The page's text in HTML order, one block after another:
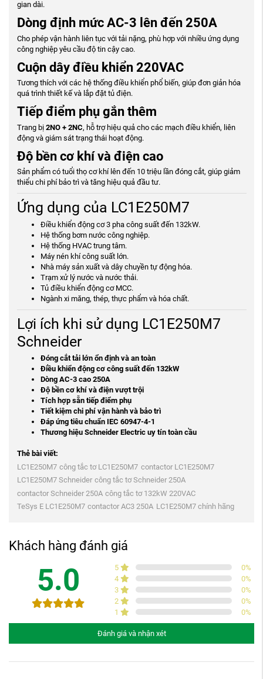
gian dài.
Dòng định mức AC-3 lên đến 250A
Cho phép vận hành liên tục với tải nặng, phù hợp với nhiều ứng dụng
công nghiệp yêu cầu độ tin cậy cao.
Cuộn dây điều khiển 220VAC
Tương thích với các hệ thống điều khiển phổ biến, giúp đơn giản hóa
quá trình thiết kế và lắp đặt tủ điện.
Tiếp điểm phụ gắn thêm
Trang bị 2NO + 2NC, hỗ trợ hiệu quả cho các mạch điều khiển, liên
động và giám sát trạng thái hoạt động.
Độ bền cơ khí và điện cao
Sản phẩm có tuổi thọ cơ khí lên đến 10 triệu lần đóng cắt, giúp giảm
thiểu chi phí bảo trì và tăng hiệu quả đầu tư.
Ứng dụng của LC1E250M7
Điều khiển động cơ 3 pha công suất đến 132kW.
Hệ thống bơm nước công nghiệp.
Hệ thống HVAC trung tâm.
Máy nén khí công suất lớn.
Nhà máy sản xuất và dây chuyền tự động hóa.
Trạm xử lý nước và nước thải.
Tủ điều khiển động cơ MCC.
Ngành xi măng, thép, thực phẩm và hóa chất.
Lợi ích khi sử dụng LC1E250M7
Schneider
Đóng cắt tải lớn ổn định và an toàn
Điều khiển động cơ công suất đến 132kW
Dòng AC-3 cao 250A
Độ bền cơ khí và điện vượt trội
Tích hợp sẵn tiếp điểm phụ
Tiết kiệm chi phí vận hành và bảo trì
Đáp ứng tiêu chuẩn IEC 60947-4-1
Thương hiệu Schneider Electric uy tín toàn cầu
Thẻ bài viết:
LC1E250M7 công tắc tơ LC1E250M7 contactor LC1E250M7
LC1E250M7 Schneider công tắc tơ Schneider 250A
contactor Schneider 250A công tắc tơ 132kW 220VAC
TeSys E LC1E250M7 contactor AC3 250A LC1E250M7 chính hãng
Khách hàng đánh giá
5.0 5 0%
4
0%
3
0%
2
0%
1
0%
Đánh giá và nhận xét